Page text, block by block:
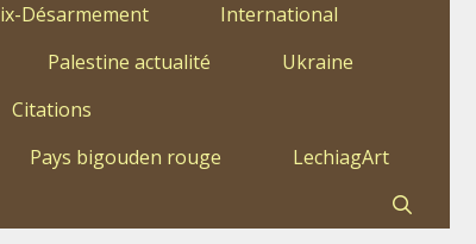
Désarmement
International
Palestine actualité
Ukraine
Citations
Pays bigouden rouge
LechiagArt